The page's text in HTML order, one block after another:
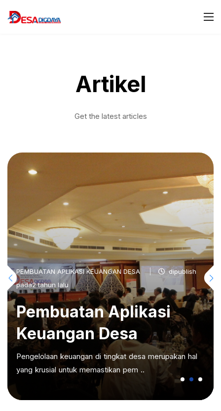
Artikel
Get the latest articles
PEMBUATAN APLIKASI KEUANGAN DESA
dipublish
pada2 tahun lalu
Pembuatan Aplikasi
Keuangan Desa
Pengelolaan keuangan di tingkat desa merupakan hal
yang krusial untuk memastikan pem ..